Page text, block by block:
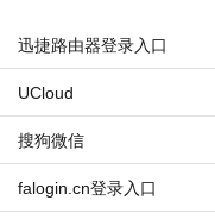
迅捷路由器登录入口
UCloud
搜狗微信
falogin.cn登录入口